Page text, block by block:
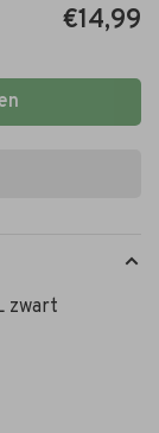
€14,99
zwart